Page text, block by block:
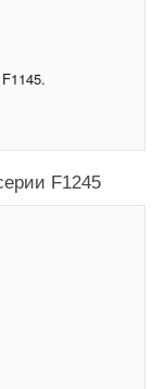
F1245